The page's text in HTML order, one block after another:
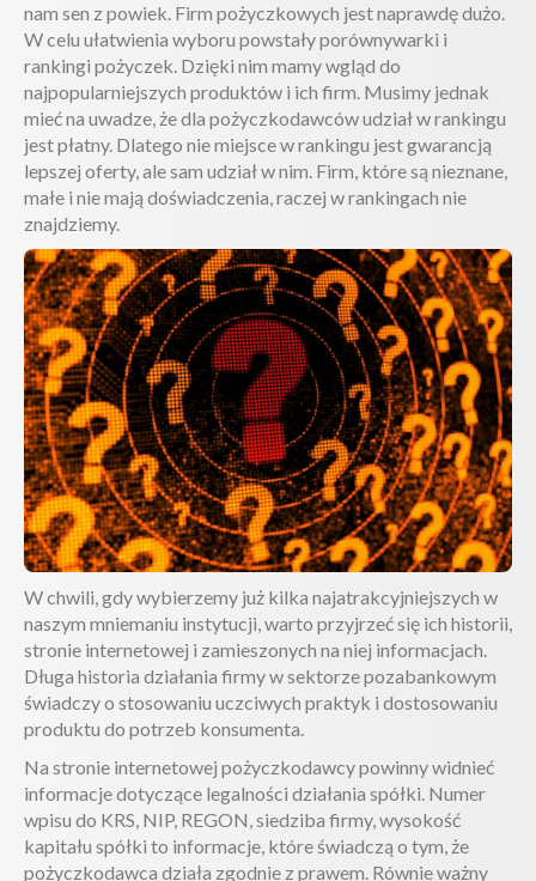
nam sen z powiek. Firm pożyczkowych jest naprawdę dużo.
W celu ułatwienia wyboru powstały porównywarki i
rankingi pożyczek. Dzięki nim mamy wgląd do
najpopularniejszych produktów i ich firm. Musimy jednak
mieć na uwadze, że dla pożyczkodawców udział w rankingu
jest płatny. Dlatego nie miejsce w rankingu jest gwarancją
lepszej oferty, ale sam udział w nim. Firm, które są nieznane,
małe i nie mają doświadczenia, raczej w rankingach nie
znajdziemy.
W chwili, gdy wybierzemy już kilka najatrakcyjniejszych w
naszym mniemaniu instytucji, warto przyjrzeć się ich historii,
stronie internetowej i zamieszonych na niej informacjach.
Długa historia działania firmy w sektorze pozabankowym
świadczy o stosowaniu uczciwych praktyk i dostosowaniu
produktu do potrzeb konsumenta.
Na stronie internetowej pożyczkodawcy powinny widnieć
informacje dotyczące legalności działania spółki. Numer
wpisu do KRS, NIP, REGON, siedziba firmy, wysokość
kapitału spółki to informacje, które świadczą o tym, że
pożyczkodawca działa zgodnie z prawem. Równie ważny